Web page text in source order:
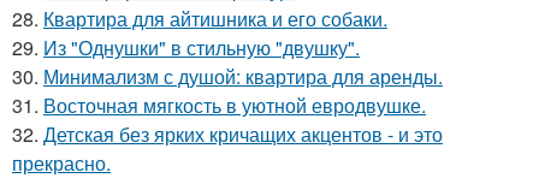
28. Квартира для айтишника и его собаки.
29. Из "Однушки" в стильную "двушку".
30. Минимализм с душой: квартира для аренды.
31. Восточная мягкость в уютной евродвушке.
32. Детская без ярких кричащих акцентов - и это
прекрасно.